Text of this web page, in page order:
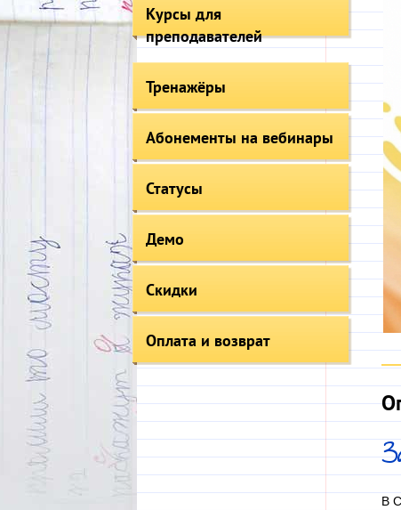
Курсы для
преподавателей
Тренажёры
Абонементы на вебинары
Статусы
Демо
Скидки
Оплата и возврат
В